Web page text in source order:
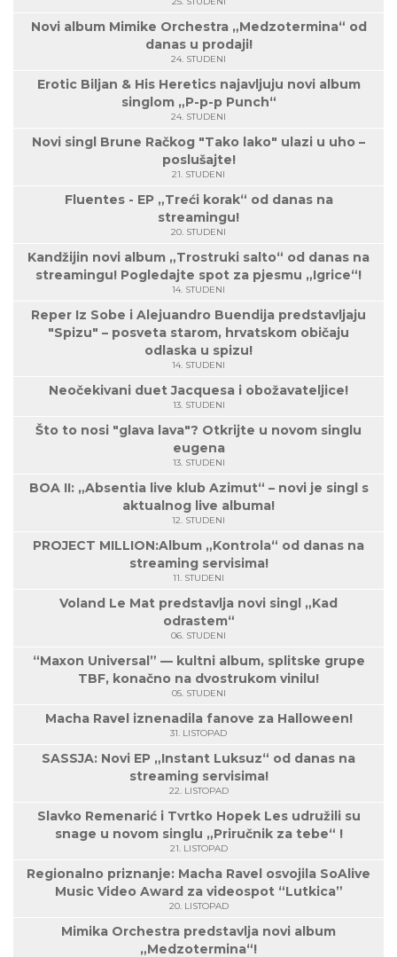
Novi album Mimike Orchestra „Medzotermina“ od
danas u prodaji!
24. STUDENI
Erotic Biljan & His Heretics najavljuju novi album
singlom „P-p-p Punch“
24. STUDENI
Novi singl Brune Račkog "Tako lako" ulazi u uho –
poslušajte!
21. STUDENI
Fluentes - EP „Treći korak“ od danas na
streamingu!
20. STUDENI
Kandžijin novi album „Trostruki salto“ od danas na
streamingu! Pogledajte spot za pjesmu „Igrice“!
14. STUDENI
Reper Iz Sobe i Alejuandro Buendija predstavljaju
"Spizu" – posveta starom, hrvatskom običaju
odlaska u spizu!
14. STUDENI
Neočekivani duet Jacquesa i obožavateljice!
13. STUDENI
Što to nosi "glava lava"? Otkrijte u novom singlu
eugena
13. STUDENI
BOA II: „Absentia live klub Azimut“ – novi je singl s
aktualnog live albuma!
12. STUDENI
PROJECT MILLION:Album „Kontrola“ od danas na
streaming servisima!
11. STUDENI
Voland Le Mat predstavlja novi singl „Kad
odrastem“
06. STUDENI
“Maxon Universal” — kultni album, splitske grupe
TBF, konačno na dvostrukom vinilu!
05. STUDENI
Macha Ravel iznenadila fanove za Halloween!
31. LISTOPAD
SASSJA: Novi EP „Instant Luksuz“ od danas na
streaming servisima!
22. LISTOPAD
Slavko Remenarić i Tvrtko Hopek Les udružili su
snage u novom singlu „Priručnik za tebe“ !
21. LISTOPAD
Regionalno priznanje: Macha Ravel osvojila SoAlive
Music Video Award za videospot “Lutkica”
20. LISTOPAD
Mimika Orchestra predstavlja novi album
„Medzotermina“!